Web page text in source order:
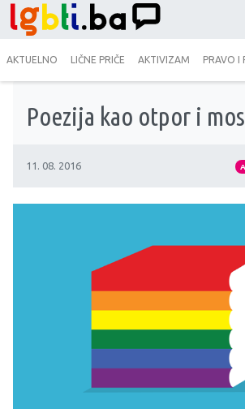
AKTUELNO LIČNE PRIČE AKTIVIZAM PRAVO I
Poezija kao otpor i
11. 08. 2016